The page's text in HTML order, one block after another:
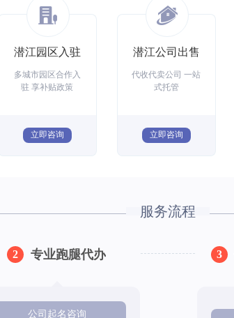
潜江园区入驻
多城市园区合作入
驻 享补贴政策
立即咨询
潜江公司出售
代收代卖公司 一站
式托管
立即咨询
服务流程
2 专业跑腿代办
公司起名咨询
3